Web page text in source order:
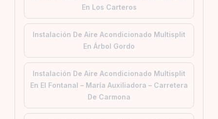
En Los Carteros
Instalación De Aire Acondicionado Multisplit
En Árbol Gordo
Instalación De Aire Acondicionado Multisplit
En El Fontanal – María Auxiliadora – Carretera
De Carmona